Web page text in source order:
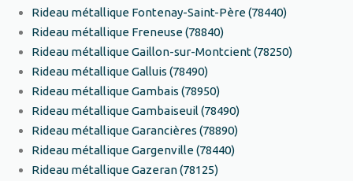
Rideau métallique Fontenay-Saint-Père (78440)
Rideau métallique Freneuse (78840)
Rideau métallique Gaillon-sur-Montcient (78250)
Rideau métallique Galluis (78490)
Rideau métallique Gambais (78950)
Rideau métallique Gambaiseuil (78490)
Rideau métallique Garancières (78890)
Rideau métallique Gargenville (78440)
Rideau métallique Gazeran (78125)